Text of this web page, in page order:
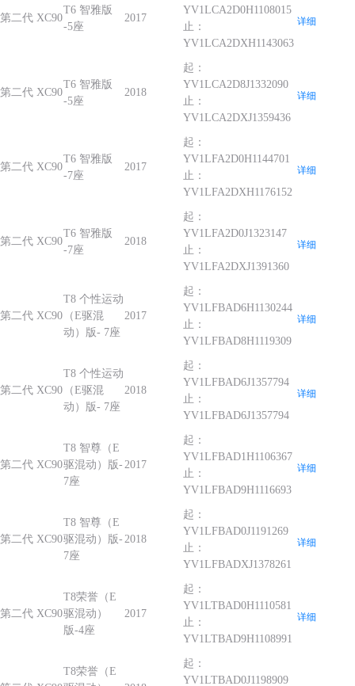
第二代 XC90
T6 智雅版
-5座
2017
YV1LCA2D0H1108015
止：
YV1LCA2DXH1143063
详细
第二代 XC90
T6 智雅版
-5座
2018
起：
YV1LCA2D8J1332090
止：
YV1LCA2DXJ1359436
详细
第二代 XC90
T6 智雅版
-7座
2017
起：
YV1LFA2D0H1144701
止：
YV1LFA2DXH1176152
详细
第二代 XC90
T6 智雅版
-7座
2018
起：
YV1LFA2D0J1323147
止：
YV1LFA2DXJ1391360
详细
第二代 XC90
T8 个性运动
（E驱混
动）版- 7座
2017
起：
YV1LFBAD6H1130244
止：
YV1LFBAD8H1119309
详细
第二代 XC90
T8 个性运动
（E驱混
动）版- 7座
2018
起：
YV1LFBAD6J1357794
止：
YV1LFBAD6J1357794
详细
第二代 XC90
T8 智尊（E
驱混动）版-
7座
2017
起：
YV1LFBAD1H1106367
止：
YV1LFBAD9H1116693
详细
第二代 XC90
T8 智尊（E
驱混动）版-
7座
2018
起：
YV1LFBAD0J1191269
止：
YV1LFBADXJ1378261
详细
第二代 XC90
T8荣誉（E
驱混动）
版-4座
2017
起：
YV1LTBAD0H1110581
止：
YV1LTBAD9H1108991
详细
T8荣誉（E
起：
YV1LTBAD0J1198909